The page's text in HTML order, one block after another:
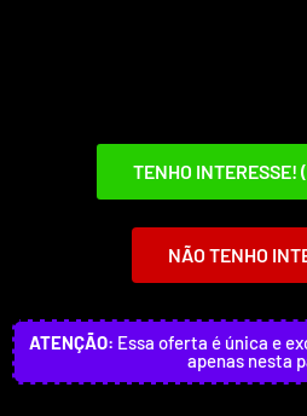
TENHO INTERESSE!
NÃO TENHO
ATENÇÃO: Essa oferta é única e
apenas nesta